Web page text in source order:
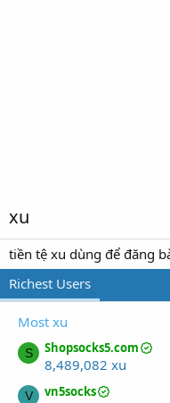
xu
tiền tệ xu dùng để đăng
Richest Users
Most xu
S Shopsocks5.com
8,489,082 xu
V vn5socks